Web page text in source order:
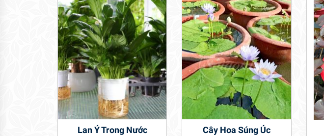
Lan Ý Trong Nước Cây Hoa Súng Úc